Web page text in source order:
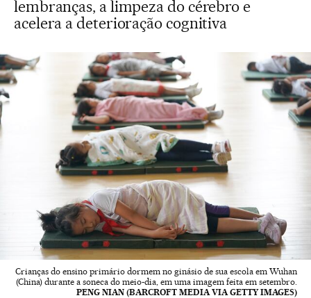
lembranças, a limpeza do cérebro e
acelera a deterioração cognitiva
Crianças do ensino primário dormem no ginásio de sua escola em Wuhan
(China) durante a soneca do meio-dia, em uma imagem feita em setembro.
PENG NIAN (BARCROFT MEDIA VIA GETTY IMAGES)